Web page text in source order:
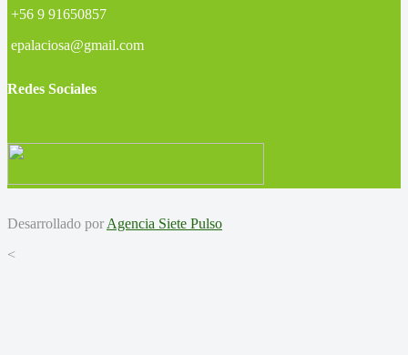
+56 9 91650857
epalaciosa@gmail.com
Redes Sociales
Desarrollado por Agencia Siete Pulso
<